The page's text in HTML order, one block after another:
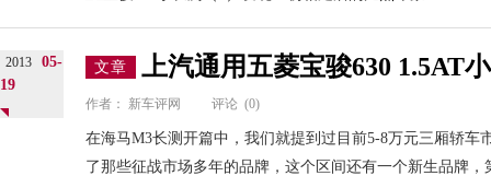
2013
05-
19
文章 上汽通用五菱宝骏630 1.5AT
作者： 新车评网 评论 (0)
在海马M3长测开篇中，我们就提到过目前5-8万元三厢轿车
了那些征战市场多年的品牌，这个区间还有一个新生品牌